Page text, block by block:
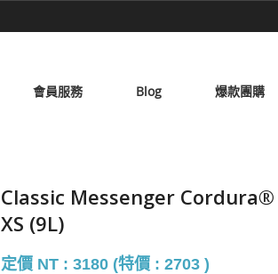
會員服務 Blog 爆款團購
Classic Messenger Cordura®
XS (9L)
定價 NT : 3180 (特價 : 2703 )